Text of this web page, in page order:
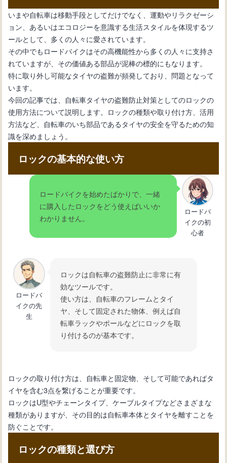
自転車初心者のためのメンテナンス
術：変速機のワイヤー交換
ナンス方法を理解しよう
自転車の変速機が動かない：その原因
と解決法を紹介
自転車の変速機の使い方：基本操作と
効果的なギア選択法
自転車の変速機が故障：修理方法と必
自転車初心者必見！変速機の仕組みと
使い方を徹底解説
いまや自転車は移動手段としてだけでなく、運動やリラクゼーシ
ョン、あるいはエコロジーを意識する生活スタイルを体現するツ
ールとして、多くの人々に愛されています。
その中でもロードバイクはその高機能性から多くの人々に支持さ
れていますが、その価値ある部品が泥棒の標的にもなります。
特に取り外し可能なタイヤの盗難が頻発しており、問題となって
います。
今回の記事では、自転車タイヤの盗難防止対策としてのロックの
使用方法について説明します。ロックの種類や取り付け方、活用
方法など、自転車のいち部品であるタイヤの安全を守るための知
識を深めましょう。
ロックの基本的な使い方
ロードバイクを始めたばかりで、一緒
に購入したロックをどう使えばいいか
わかりません。
ロードバ
イクの初
心者
ロードバ
イクの先
生
ロックは自転車の盗難防止に非常に有
効なツールです。
使い方は、自転車のフレームとタイ
ヤ、そして固定された物体、例えば自
転車ラックやポールなどにロックを取
り付けるのが基本です。
ロックの取り付け方は、自転車と固定物、そして可能であればタ
イヤを含む3点を繋げることが重要です。
ロックはU型やチェーンタイプ、ケーブルタイプなどさまざまな
種類がありますが、その目的は自転車本体とタイヤを離すことを
防ぐことです。
ロックの種類と選び方